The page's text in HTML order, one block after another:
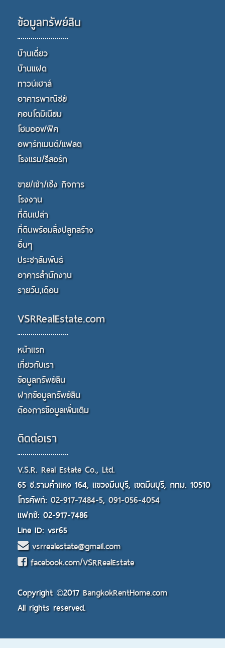
ข้อมูลทรัพย์สิน
บ้านเดี่ยว
บ้านแฝด
ทาวน์เฮาส์
อาคารพาณิชย์
คอนโดมิเนียม
โฮมออฟฟิศ
อพาร์ทเมนต์/แฟลต
โรงแรม/รีสอร์ท
ขาย/เช่า/เซ้ง กิจการ
โรงงาน
ที่ดินเปล่า
ที่ดินพร้อมสิ่งปลูกสร้าง
อื่นๆ
ประชาสัมพันธ์
อาคารสำนักงาน
รายวัน,เดือน
VSRRealEstate.com
หน้าแรก
เกี่ยวกับเรา
ข้อมูลทรัพย์สิน
ฝากข้อมูลทรัพย์สิน
ต้องการข้อมูลเพิ่มเติม
ติดต่อเรา
V.S.R. Real Estate Co., Ltd.
65 ซ.รามคำแหง 164, แขวงมีนบุรี, เขตมีนบุรี, กทม. 10510
โทรศัพท์: 02-917-7484-5, 091-056-4054
แฟกซ์: 02-917-7486
Line ID: vsr65
vsrrealestate@gmail.com
facebook.com/VSRRealEstate
Copyright ©2017BangkokRentHome.com
All rights reserved.